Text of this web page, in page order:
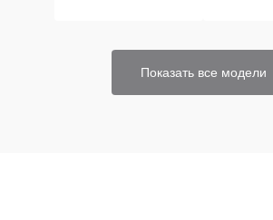
Показать все модели